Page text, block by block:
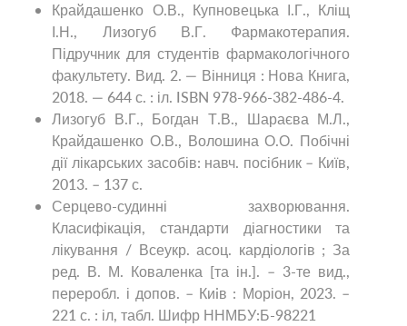
Крайдашенко О.В., Купновецька І.Г., Кліщ
І.Н., Лизогуб В.Г. Фармакотерапия.
Підручник для студентів фармакологічного
факультету. Вид. 2. — Вінниця : Нова Книга,
2018. — 644 с. : іл. ISBN 978-966-382-486-4.
Лизогуб В.Г., Богдан Т.В., Шараєва М.Л.,
Крайдашенко О.В., Волошина О.О. Побічні
дії лікарських засобів: навч. посібник – Київ,
2013. – 137 с.
Серцево-судинні захворювання.
Класифікація, стандарти діагностики та
лікування / Всеукр. асоц. кардіологів ; За
ред. В. М. Коваленка [та ін.]. – 3-те вид.,
переробл. і допов. – Киiв : Моріон, 2023. –
221 с. : іл, табл. Шифр ННМБУ:Б-98221